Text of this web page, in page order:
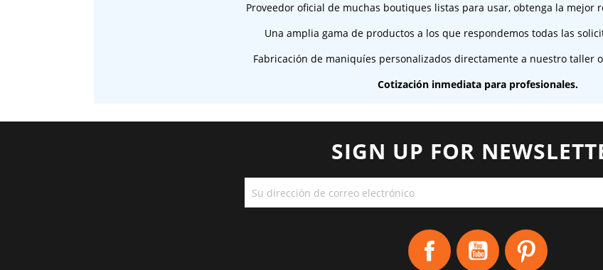
Proveedor oficial de muchas boutiques listas para usar, obtenga la mejor
Una amplia gama de productos a los que respondemos todas las
Fabricación de maniquíes personalizados directamente a nuestro taller
Cotización inmediata para profesionales.
SIGN UP FOR
Facebook YouTube